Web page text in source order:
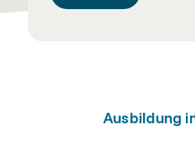
Ausbildung